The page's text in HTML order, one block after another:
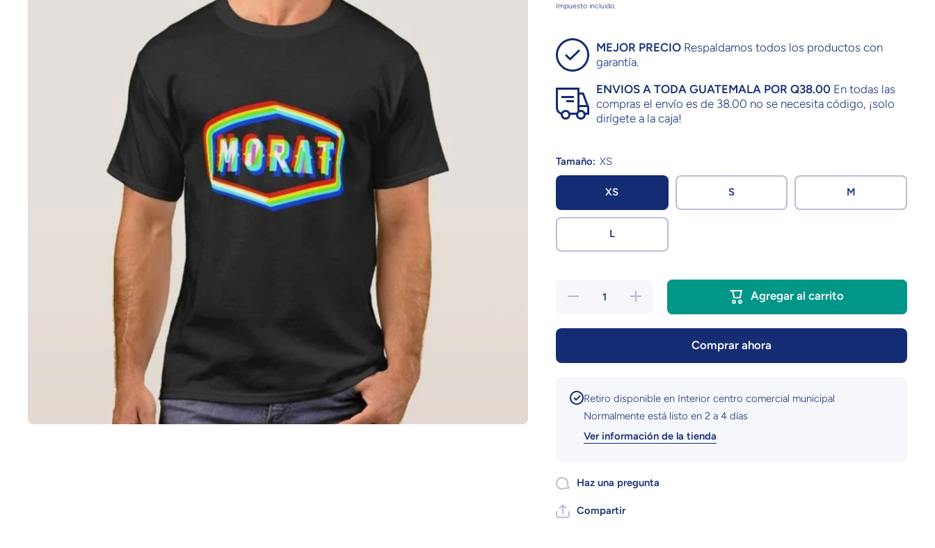
Impuesto incluido.
MEJOR PRECIO Respaldamos todos los productos con
garantía.
ENVIOS A TODA GUATEMALA POR Q38.00 En todas las
compras el envío es de 38.00 no se necesita código, ¡solo
dirígete a la caja!
Tamaño: XS
XS S M
L
Reducir
Aumentar
cantidad para
Playeras
Agregar al carrito
Comprar ahora
Retiro disponible en Interior centro comercial municipal
Normalmente está listo en 2 a 4 días
Ver información de la tienda
Haz una pregunta
Compartir